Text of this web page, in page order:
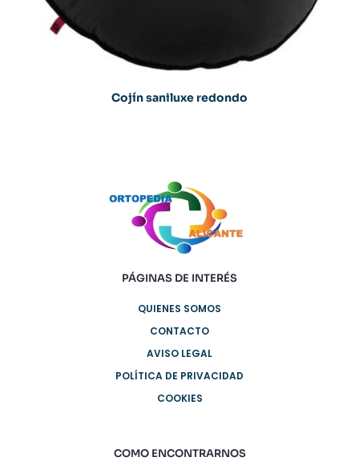
Cojín saniluxe redondo
PÁGINAS DE INTERÉS
QUIENES SOMOS
CONTACTO
AVISO LEGAL
POLÍTICA DE PRIVACIDAD
COOKIES
COMO ENCONTRARNOS